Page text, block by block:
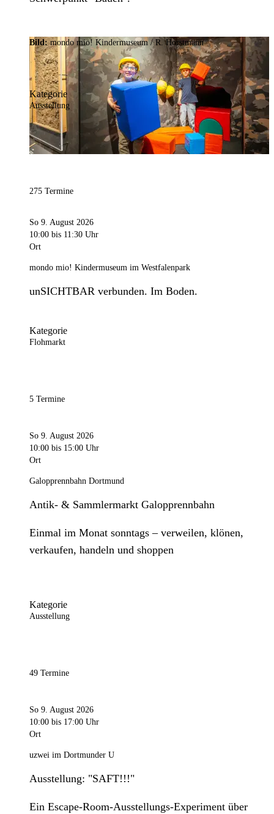
Bild:mondo mio! Kindermuseum / R. Horstmann
Kategorie
Ausstellung
275 Termine
So 9. August 2026
10:00 bis 11:30 Uhr
Ort
mondo mio! Kindermuseum im Westfalenpark
unSICHTBAR verbunden. Im Boden.
Kategorie
Flohmarkt
5 Termine
So 9. August 2026
10:00 bis 15:00 Uhr
Ort
Galopprennbahn Dortmund
Antik- & Sammlermarkt Galopprennbahn
Einmal im Monat sonntags – verweilen, klönen,
verkaufen, handeln und shoppen
Kategorie
Ausstellung
49 Termine
So 9. August 2026
10:00 bis 17:00 Uhr
Ort
uzwei im Dortmunder U
Ausstellung: "SAFT!!!"
Ein Escape-Room-Ausstellungs-Experiment über